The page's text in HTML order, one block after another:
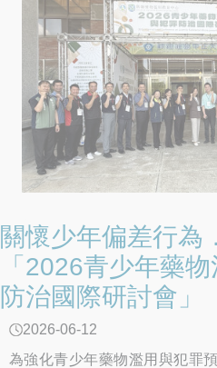
見證校園輔諮空間的溫暖蛻變。
關懷少年偏差行為
「2026青少年藥
防治國際研討會」
2026-06-12
為強化青少年藥物濫用與犯罪